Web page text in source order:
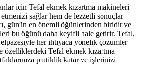
için Tefal ekmek kızartma makineleri
sağlar hem de lezzetli sonuçlar
günün en önemli öğünlerinden biridir ve
bu öğünü daha keyifli hale getirir. Tefal,
her ihtiyaca yönelik çözümler
özelliklerdeki Tefal ekmek kızartma
pratiklik katar ve işlerinizi